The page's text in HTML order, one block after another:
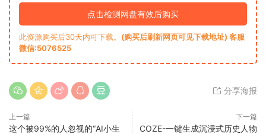
点击检测网盘有效后购买
此资源购买后30天内可下载。 (购买后刷新网页可见下载地址) 客服
微信:5076525
分享海报
上一篇
这个被99%的人忽视的“AI小生
下一篇
COZE-一键生成沉浸式历史人物